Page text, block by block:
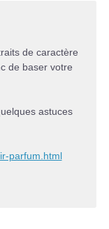
de caractère
de baser votre
astuces
parfum.html